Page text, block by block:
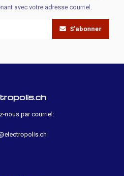
avec votre adresse courriel.
S'abonner
nous par courriel: